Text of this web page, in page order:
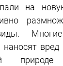
на
наносят